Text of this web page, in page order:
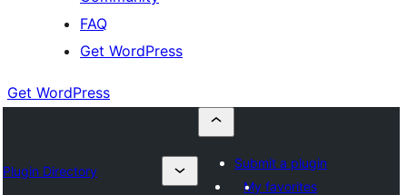
FAQ
Get WordPress
Get WordPress
Plugin Directory
Submit a plugin
My favorites